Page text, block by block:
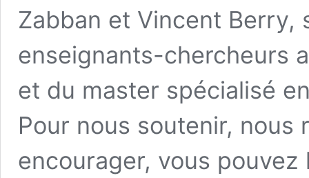
Zabban et Vincent Berry,
enseignants-chercheurs
et du master spécialisé
Pour nous soutenir, nous
encourager, vous pouvez